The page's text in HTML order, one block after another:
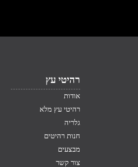
רהיטי עץ
אודות
רהיטי עץ מלא
גלריה
חנות רהיטים
מבצעים
צור קשר